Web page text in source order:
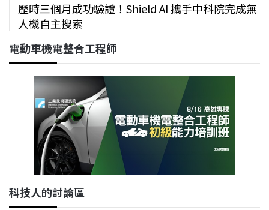
歷時三個月成功驗證！Shield AI 攜手中科院完成無
人機自主搜索
電動車機電整合工程師
科技人的討論區